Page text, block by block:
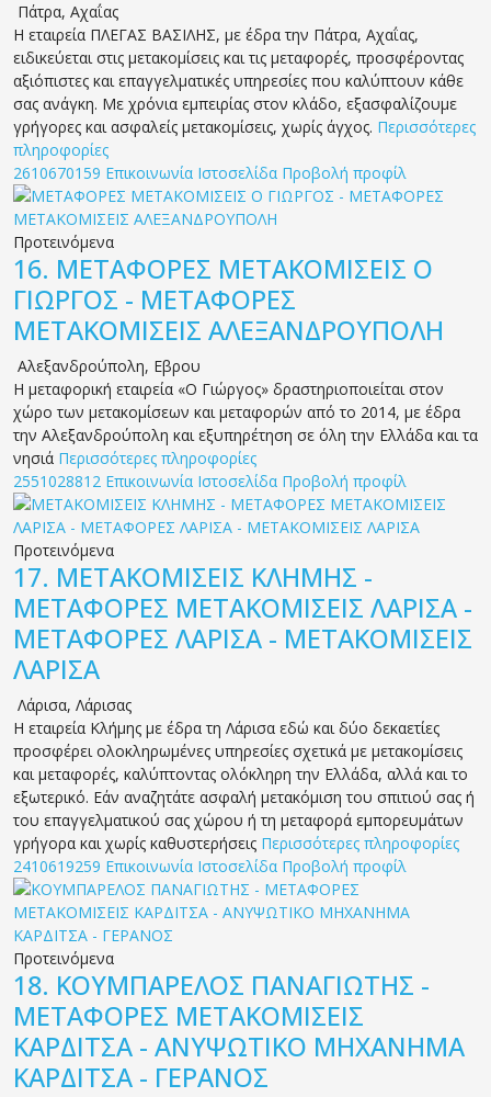
Πάτρα, Αχαΐας
Η εταιρεία ΠΛΕΓΑΣ ΒΑΣΙΛΗΣ, με έδρα την Πάτρα, Αχαΐας,
ειδικεύεται στις μετακομίσεις και τις μεταφορές, προσφέροντας
αξιόπιστες και επαγγελματικές υπηρεσίες που καλύπτουν κάθε
σας ανάγκη. Με χρόνια εμπειρίας στον κλάδο, εξασφαλίζουμε
γρήγορες και ασφαλείς μετακομίσεις, χωρίς άγχος. Περισσότερες
πληροφορίες
2610670159 Επικοινωνία Ιστοσελίδα Προβολή προφίλ
Προτεινόμενα
16. ΜΕΤΑΦΟΡΕΣ ΜΕΤΑΚΟΜΙΣΕΙΣ Ο
ΓΙΩΡΓΟΣ - ΜΕΤΑΦΟΡΕΣ
ΜΕΤΑΚΟΜΙΣΕΙΣ ΑΛΕΞΑΝΔΡΟΥΠΟΛΗ
Αλεξανδρούπολη, Εβρου
Η μεταφορική εταιρεία «Ο Γιώργος» δραστηριοποιείται στον
χώρο των μετακομίσεων και μεταφορών από το 2014, με έδρα
την Αλεξανδρούπολη και εξυπηρέτηση σε όλη την Ελλάδα και τα
νησιά Περισσότερες πληροφορίες
2551028812 Επικοινωνία Ιστοσελίδα Προβολή προφίλ
Προτεινόμενα
17. ΜΕΤΑΚΟΜΙΣΕΙΣ ΚΛΗΜΗΣ -
ΜΕΤΑΦΟΡΕΣ ΜΕΤΑΚΟΜΙΣΕΙΣ ΛΑΡΙΣΑ -
ΜΕΤΑΦΟΡΕΣ ΛΑΡΙΣΑ - ΜΕΤΑΚΟΜΙΣΕΙΣ
ΛΑΡΙΣΑ
Λάρισα, Λάρισας
Η εταιρεία Κλήμης με έδρα τη Λάρισα εδώ και δύο δεκαετίες
προσφέρει ολοκληρωμένες υπηρεσίες σχετικά με μετακομίσεις
και μεταφορές, καλύπτοντας ολόκληρη την Ελλάδα, αλλά και το
εξωτερικό. Εάν αναζητάτε ασφαλή μετακόμιση του σπιτιού σας ή
του επαγγελματικού σας χώρου ή τη μεταφορά εμπορευμάτων
γρήγορα και χωρίς καθυστερήσεις Περισσότερες πληροφορίες
2410619259 Επικοινωνία Ιστοσελίδα Προβολή προφίλ
Προτεινόμενα
18. ΚΟΥΜΠΑΡΕΛΟΣ ΠΑΝΑΓΙΩΤΗΣ -
ΜΕΤΑΦΟΡΕΣ ΜΕΤΑΚΟΜΙΣΕΙΣ
ΚΑΡΔΙΤΣΑ - ΑΝΥΨΩΤΙΚΟ ΜΗΧΑΝΗΜΑ
ΚΑΡΔΙΤΣΑ - ΓΕΡΑΝΟΣ